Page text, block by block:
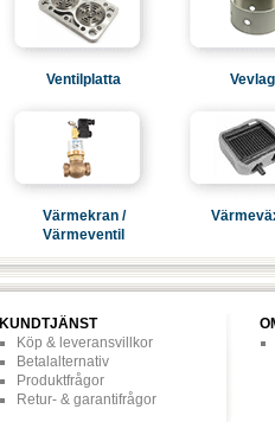
Ventilplatta
Värmekran /
Värmeventil
KUNDTJÄNST
Köp & leveransvillkor
Betalalternativ
Produktfrågor
Retur- & garantifrågor